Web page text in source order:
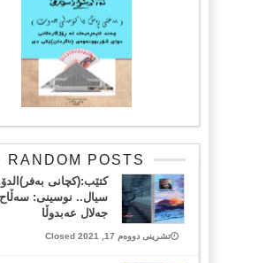
RANDOM POSTS
كتێب:(كچانی
سیال.. نوسینی: سه‌ڵاح
جه‌لال عه‌بدوڵا
تشرینی دووەم 17, 2021 Closed